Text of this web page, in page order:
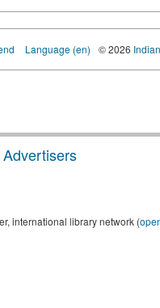
Language (en) © 2026
international library network (